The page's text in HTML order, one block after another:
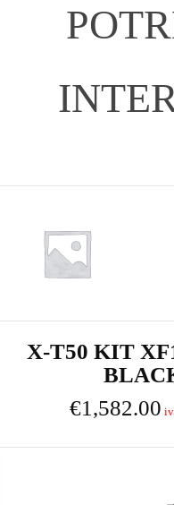
X-T50 KIT
€1,582.00